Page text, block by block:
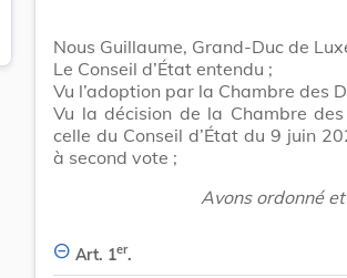
Nous Guillaume, Grand-Duc de
Le Conseil d’État entendu ;
Vu l’adoption par la Chambre des
Vu la décision de la Chambre
celle du Conseil d’État du 9 juin
à second vote ;
Avons ordonné
Art. 1er.